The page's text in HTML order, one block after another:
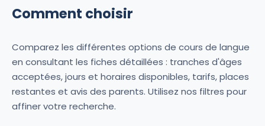
Comment choisir
Comparez les différentes options de cours de langue
en consultant les fiches détaillées : tranches d'âges
acceptées, jours et horaires disponibles, tarifs, places
restantes et avis des parents. Utilisez nos filtres pour
affiner votre recherche.